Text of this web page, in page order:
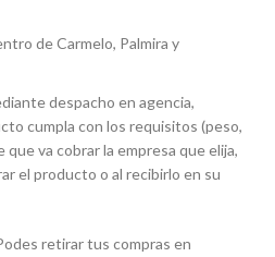
de Carmelo, Palmira y
despacho en agencia,
cumpla con los requisitos (peso,
va cobrar la empresa que elija,
el producto o al recibirlo en su
retirar tus compras en